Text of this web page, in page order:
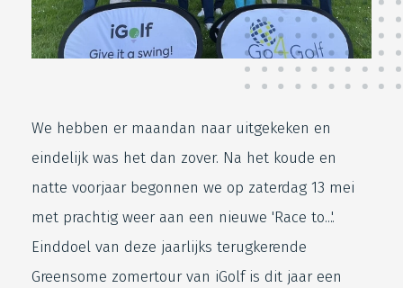
We hebben er maandan naar uitgekeken en
eindelijk was het dan zover. Na het koude en
natte voorjaar begonnen we op zaterdag 13 mei
met prachtig weer aan een nieuwe 'Race to...'.
Einddoel van deze jaarlijks terugkerende
Greensome zomertour van iGolf is dit jaar een